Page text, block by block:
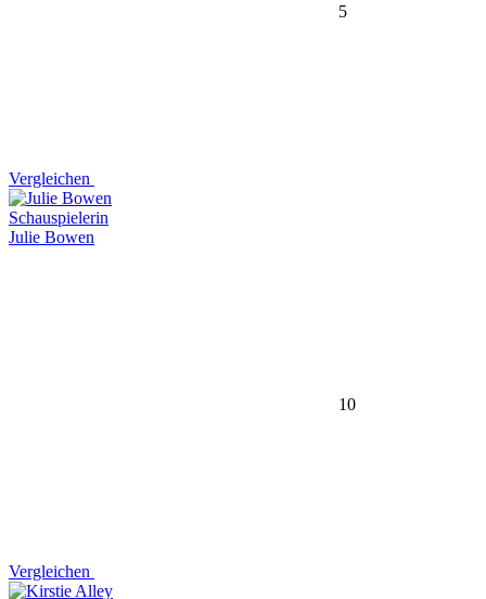
5
Vergleichen
Schauspielerin
Julie Bowen
10
Vergleichen